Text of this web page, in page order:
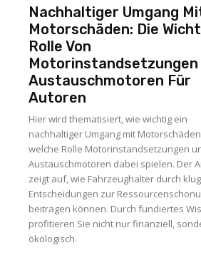
Nachhaltiger Umgang
Motorschäden: Die
Rolle Von
Motorinstandsetzungen
Austauschmotoren Für
Autoren
Hier wird thematisiert, wie wichtig ein
nachhaltiger Umgang mit
welche Rolle Motorinstandsetzungen
Austauschmotoren dabei spielen. Der
zeigt auf, wie Fahrzeughalter durch
Entscheidungen zur
beitragen können. Durch fundiertes
profitieren Sie nicht nur finanziell,
ökologisch.